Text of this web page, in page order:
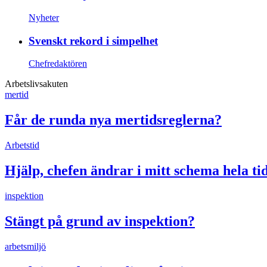
Nyheter
Svenskt rekord i simpelhet
Chefredaktören
Arbetslivsakuten
mertid
Får de runda nya mertidsreglerna?
Arbetstid
Hjälp, chefen ändrar i mitt schema hela
inspektion
Stängt på grund av inspektion?
arbetsmiljö